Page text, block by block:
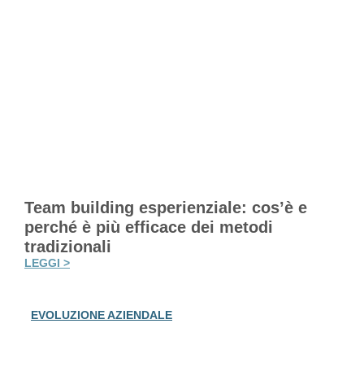
Team building esperienziale: cos’è e
perché è più efficace dei metodi
tradizionali
LEGGI >
EVOLUZIONE AZIENDALE